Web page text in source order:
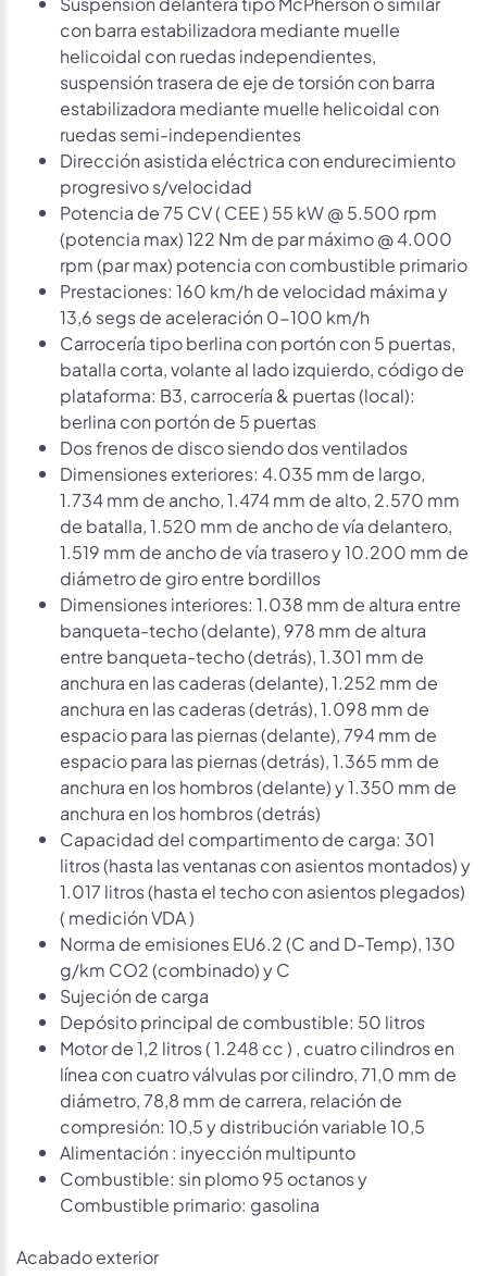
con barra estabilizadora mediante muelle
helicoidal con ruedas independientes,
suspensión trasera de eje de torsión con barra
estabilizadora mediante muelle helicoidal con
ruedas semi-independientes
Dirección asistida eléctrica con endurecimiento
progresivo s/velocidad
Potencia de 75 CV ( CEE ) 55 kW @ 5.500 rpm
(potencia max) 122 Nm de par máximo @ 4.000
rpm (par max) potencia con combustible primario
Prestaciones: 160 km/h de velocidad máxima y
13,6 segs de aceleración 0-100 km/h
Carrocería tipo berlina con portón con 5 puertas,
batalla corta, volante al lado izquierdo, código de
plataforma: B3, carrocería & puertas (local):
berlina con portón de 5 puertas
Dos frenos de disco siendo dos ventilados
Dimensiones exteriores: 4.035 mm de largo,
1.734 mm de ancho, 1.474 mm de alto, 2.570 mm
de batalla, 1.520 mm de ancho de vía delantero,
1.519 mm de ancho de vía trasero y 10.200 mm de
diámetro de giro entre bordillos
Dimensiones interiores: 1.038 mm de altura entre
banqueta-techo (delante), 978 mm de altura
entre banqueta-techo (detrás), 1.301 mm de
anchura en las caderas (delante), 1.252 mm de
anchura en las caderas (detrás), 1.098 mm de
espacio para las piernas (delante), 794 mm de
espacio para las piernas (detrás), 1.365 mm de
anchura en los hombros (delante) y 1.350 mm de
anchura en los hombros (detrás)
Capacidad del compartimento de carga: 301
litros (hasta las ventanas con asientos montados) y
1.017 litros (hasta el techo con asientos plegados)
( medición VDA )
Norma de emisiones EU6.2 (C and D-Temp), 130
g/km CO2 (combinado) y C
Sujeción de carga
Depósito principal de combustible: 50 litros
Motor de 1,2 litros ( 1.248 cc ) , cuatro cilindros en
línea con cuatro válvulas por cilindro, 71,0 mm de
diámetro, 78,8 mm de carrera, relación de
compresión: 10,5 y distribución variable 10,5
Alimentación : inyección multipunto
Combustible: sin plomo 95 octanos y
Combustible primario: gasolina
Acabado exterior